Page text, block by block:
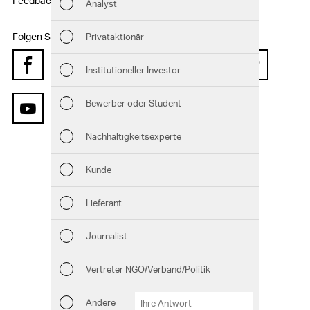
Folgen Sie uns:
Facebook InstagramTwitter LinkedIn
YouTube
Analyst
Privataktionär
Institutioneller Investor
Bewerber oder Student
Nachhaltigkeitsexperte
Kunde
Lieferant
Journalist
Vertreter NGO/Verband/Politik
Andere